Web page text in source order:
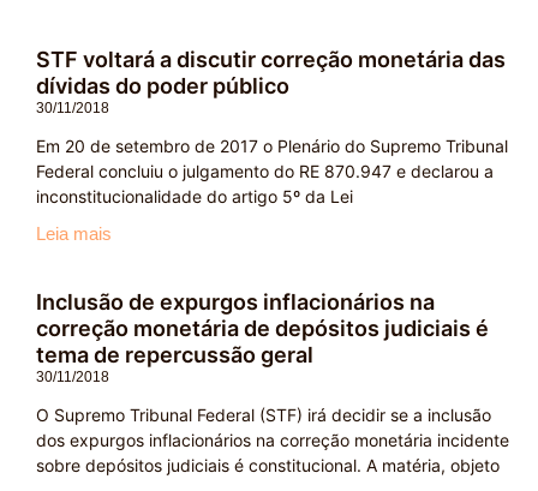
STF voltará a discutir correção monetária das
dívidas do poder público
30/11/2018
Em 20 de setembro de 2017 o Plenário do Supremo Tribunal
Federal concluiu o julgamento do RE 870.947 e declarou a
inconstitucionalidade do artigo 5º da Lei
Leia mais
Inclusão de expurgos inflacionários na
correção monetária de depósitos judiciais é
tema de repercussão geral
30/11/2018
O Supremo Tribunal Federal (STF) irá decidir se a inclusão
dos expurgos inflacionários na correção monetária incidente
sobre depósitos judiciais é constitucional. A matéria, objeto